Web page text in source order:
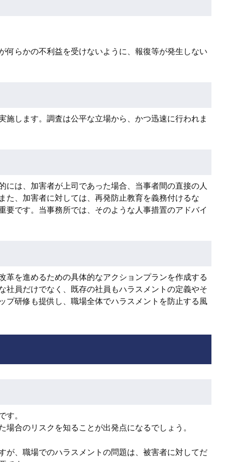
何らかの不利益を受けないように、報復等が発生しない
します。調査は公平な立場から、かつ迅速に行われま
は、加害者が上司であった場合、当事者間の直接の人
た、加害者に対しては、再発防止教育を義務付けるな
です。当事務所では、そのような人事措置のアドバイ
を進めるための具体的なアクションプランを作成する
社員だけでなく、既存の社員もハラスメントの定義やそ
プ研修も提供し、職場全体でハラスメントを防止する風
す。
合のリスクを知ることが出発点になるでしょう。
が、職場でのハラスメントの問題は、被害者に対してだ